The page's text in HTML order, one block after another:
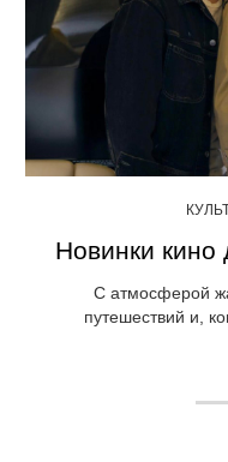
Новинки кино
С атмосферой
путешествий и,